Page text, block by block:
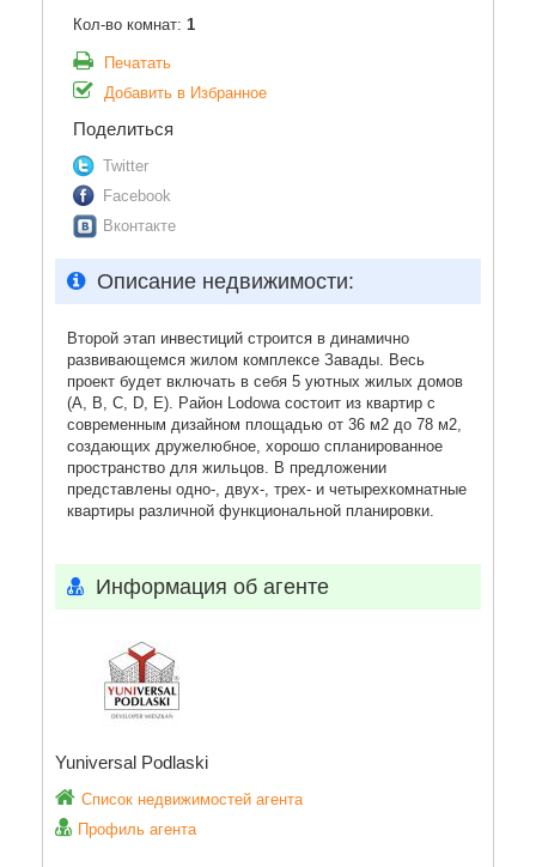
Кол-во комнат: 1
Печатать
Добавить в Избранное
Поделиться
Twitter
Facebook
Вконтакте
Описание недвижимости:
Второй этап инвестиций строится в динамично
развивающемся жилом комплексе Завады. Весь
проект будет включать в себя 5 уютных жилых домов
(A, B, C, D, E). Район Lodowa состоит из квартир с
современным дизайном площадью от 36 м2 до 78 м2,
создающих дружелюбное, хорошо спланированное
пространство для жильцов. В предложении
представлены одно-, двух-, трех- и четырехкомнатные
квартиры различной функциональной планировки.
Информация об агенте
Yuniversal Podlaski
Список недвижимостей агента
Профиль агента